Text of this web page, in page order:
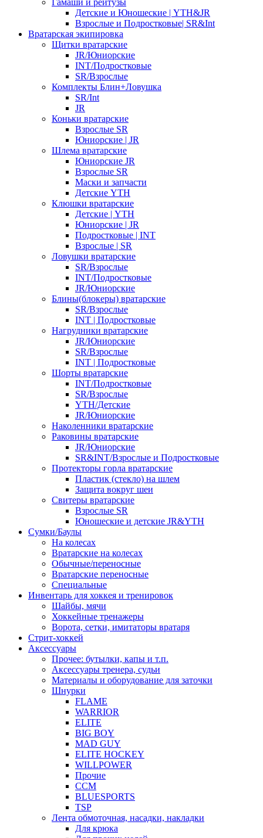
Гамаши и рейтузы
Детские и Юношеские | YTH&JR
Взрослые и Подростковые| SR&Int
Вратарская экипировка
Щитки вратарские
JR/Юниорские
INT/Подростковые
SR/Взрослые
Комплекты Блин+Ловушка
SR/Int
JR
Коньки вратарские
Взрослые SR
Юниорские | JR
Шлема вратарские
Юниорские JR
Взрослые SR
Маски и запчасти
Детские YTH
Клюшки вратарские
Детские | YTH
Юниорские | JR
Подростковые | INT
Взрослые | SR
Ловушки вратарские
SR/Взрослые
INT/Подростковые
JR/Юниорские
Блины(блокеры) вратарские
SR/Взрослые
INT | Подростковые
Нагрудники вратарские
JR/Юниорские
SR/Взрослые
INT | Подростковые
Шорты вратарские
INT/Подростковые
SR/Взрослые
YTH/Детские
JR/Юниорские
Наколенники вратарские
Раковины вратарские
JR/Юниорские
SR&INT/Взрослые и Подростковые
Протекторы горла вратарские
Пластик (стекло) на шлем
Защита вокруг шеи
Свитеры вратарские
Взрослые SR
Юношеские и детские JR&YTH
Сумки/Баулы
На колесах
Вратарские на колесах
Обычные/переносные
Вратарские переносные
Специальные
Инвентарь для хоккея и тренировок
Шайбы, мячи
Хоккейные тренажеры
Ворота, сетки, имитаторы вратаря
Стрит-хоккей
Аксессуары
Прочее: бутылки, капы и т.п.
Аксессуары тренера, судьи
Материалы и оборудование для заточки
Шнурки
FLAME
WARRIOR
ELITE
BIG BOY
MAD GUY
ELITE HOCKEY
WILLPOWER
Прочие
CCM
BLUESPORTS
TSP
Лента обмоточная, насадки, накладки
Для крюка